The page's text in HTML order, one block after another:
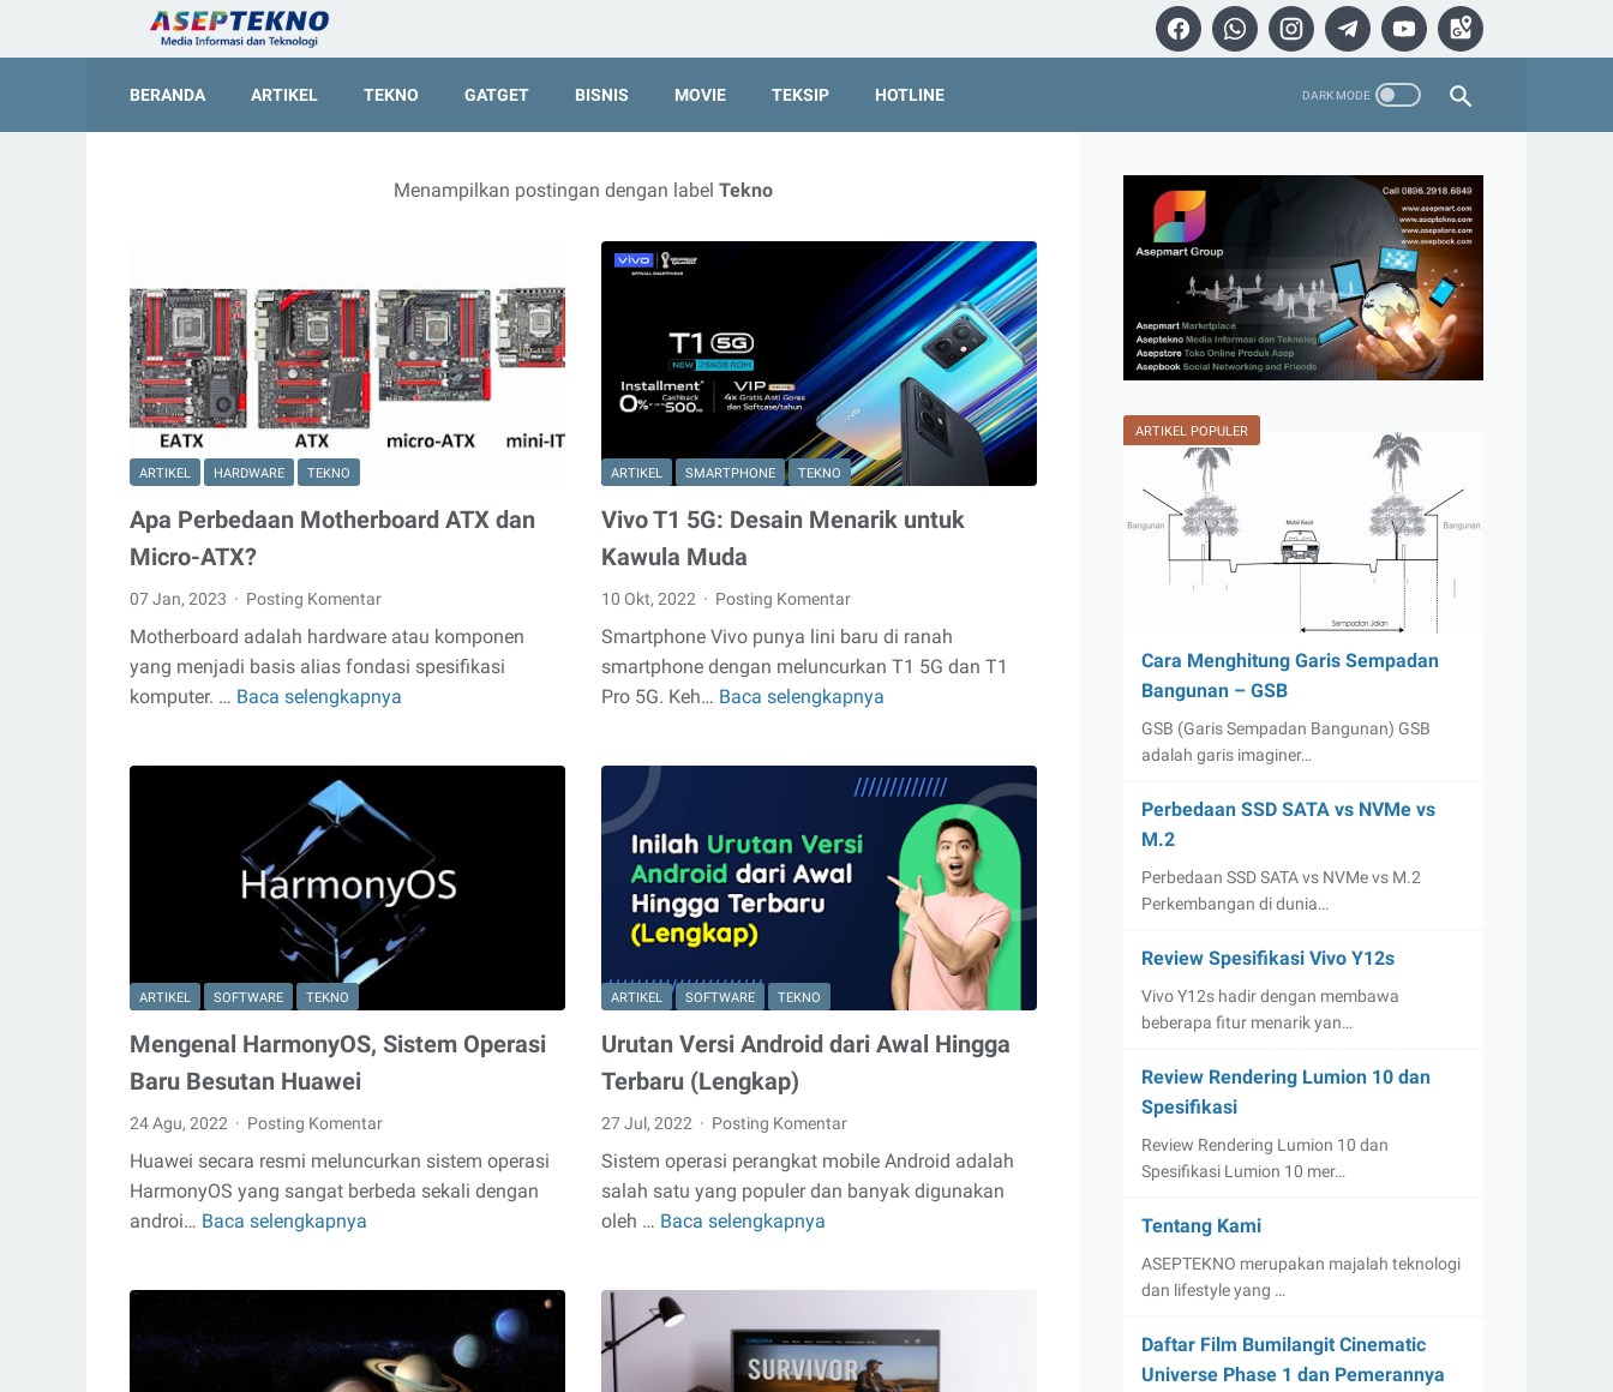
BERANDA ARTIKEL TEKNO GATGET BISNIS MOVIE TEKSIP HOTLINE
Menampilkan postingan dengan label Tekno
ARTIKEL HARDWARE TEKNO
Apa Perbedaan Motherboard ATX dan
Micro-ATX?
07 Jan, 2023 Posting Komentar
Motherboard adalah hardware atau komponen
yang menjadi basis alias fondasi spesifikasi
komputer. … Baca selengkapnya
Motherboard
Micro-
ATX?
ARTIKEL SMARTPHONE TEKNO
Vivo T1 5G: Desain Menarik untuk
Kawula Muda
10 Okt, 2022 Posting Komentar
Smartphone Vivo punya lini baru di ranah
smartphone dengan meluncurkan T1 5G dan T1
Pro 5G. Keh… Baca selengkapnya
5G:
Desain
Menarik
untuk
Kawula
Muda
ARTIKEL SOFTWARE TEKNO
Mengenal HarmonyOS, Sistem Operasi
Baru Besutan Huawei
24 Agu, 2022 Posting Komentar
Huawei secara resmi meluncurkan sistem operasi
HarmonyOS yang sangat berbeda sekali dengan
androi… Baca selengkapnya
Sistem
Baru
Besutan
ARTIKEL SOFTWARE TEKNO
Urutan Versi Android dari Awal Hingga
Terbaru (Lengkap)
27 Jul, 2022 Posting Komentar
Sistem operasi perangkat mobile Android adalah
salah satu yang populer dan banyak digunakan
oleh … Baca selengkapnya
Android
Awal
Hingga
ARTIKEL POPULER
Cara Menghitung Garis Sempadan
Bangunan – GSB
GSB (Garis Sempadan Bangunan) GSB
adalah garis imaginer…
Perbedaan SSD SATA vs NVMe vs
M.2
Perbedaan SSD SATA vs NVMe vs M.2
Perkembangan di dunia…
Review Spesifikasi Vivo Y12s
Vivo Y12s hadir dengan membawa
beberapa fitur menarik yan…
Review Rendering Lumion 10 dan
Spesifikasi
Review Rendering Lumion 10 dan
Spesifikasi Lumion 10 mer…
Tentang Kami
ASEPTEKNO merupakan majalah teknologi
dan lifestyle yang …
Daftar Film Bumilangit Cinematic
Universe Phase 1 dan Pemerannya